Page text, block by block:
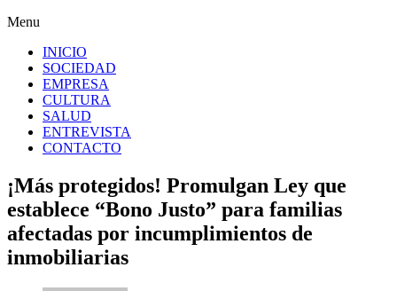
Menu
INICIO
SOCIEDAD
EMPRESA
CULTURA
SALUD
ENTREVISTA
CONTACTO
¡Más protegidos! Promulgan Ley que
establece “Bono Justo” para familias
afectadas por incumplimientos de
inmobiliarias